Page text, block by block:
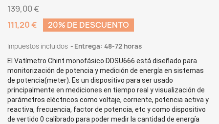
139,00 €
111,20 €
20% DE DESCUENTO
Impuestos incluidos Entrega: 48-72 horas
El Vatímetro Chint monofásico DDSU666 está diseñado para
monitorización de potencia y medición de energía en sistemas
de potencia(meter). Es un dispositivo para ser usado
principalmente en mediciones en tiempo real y visualización de
parámetros eléctricos como voltaje, corriente, potencia activa y
reactiva, frecuencia, factor de potencia, etc y como dispositivo
de vertido 0 calibrado para poder medir la cantidad de energía